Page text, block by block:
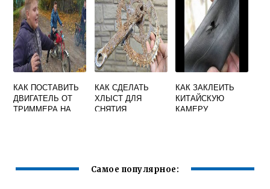
КАК ПОСТАВИТЬ
ДВИГАТЕЛЬ ОТ
ТРИММЕРА НА
КАК СДЕЛАТЬ
ХЛЫСТ ДЛЯ
СНЯТИЯ
КАК ЗАКЛЕИТЬ
КИТАЙСКУЮ
КАМЕРУ
Самое популярное: